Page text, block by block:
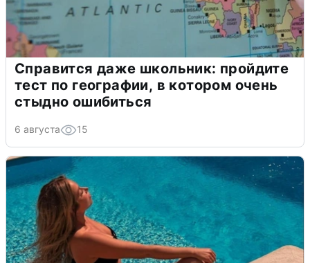
Справится даже школьник: пройдите
тест по географии, в котором очень
стыдно ошибиться
6 августа 15